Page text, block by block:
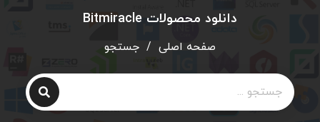
دانلود محصولات Bitmiracle
صفحه اصلی / جستجو